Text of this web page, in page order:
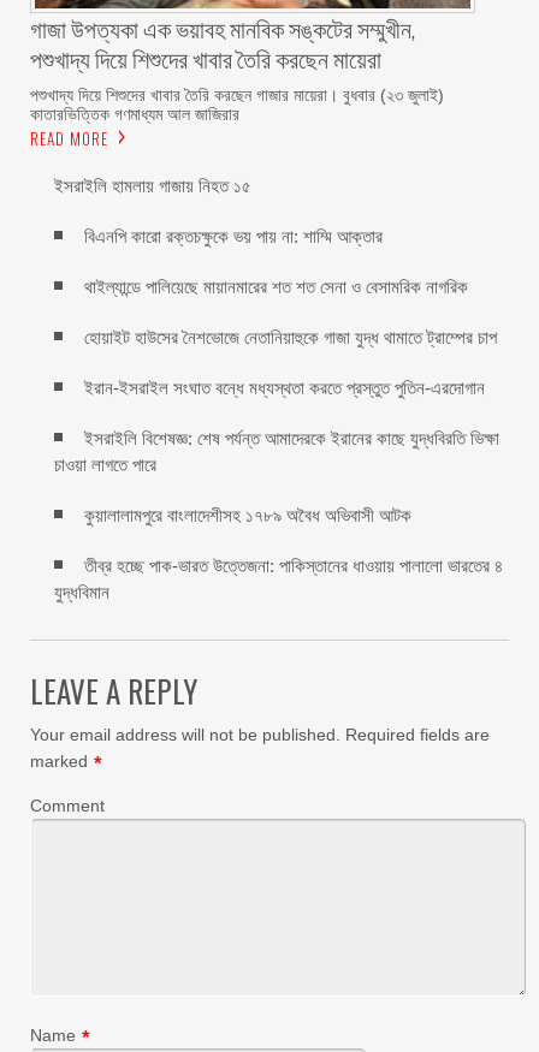
গাজা উপত্যকা এক ভয়াবহ মানবিক সঙ্কটের সম্মুখীন,
পশুখাদ্য দিয়ে শিশুদের খাবার তৈরি করছেন মায়েরা
পশুখাদ্য দিয়ে শিশুদের খাবার তৈরি করছেন গাজার মায়েরা। বুধবার (২৩ জুলাই)
কাতারভিত্তিক গণমাধ্যম আল জাজিরার
READ MORE
ইসরাইলি হামলায় গাজায় নিহত ১৫
বিএনপি কারো রক্তচক্ষুকে ভয় পায় না: শাম্মি আক্তার
থাইল্যান্ডে পালিয়েছে মায়ানমারের শত শত সেনা ও বেসামরিক নাগরিক
হোয়াইট হাউসের নৈশভোজে নেতানিয়াহুকে গাজা যুদ্ধ থামাতে ট্রাম্পের চাপ
ইরান-ইসরাইল সংঘাত বন্ধে মধ্যস্থতা করতে প্রস্তুত পুতিন-এরদোগান
ইসরাইলি বিশেষজ্ঞ: শেষ পর্যন্ত আমাদেরকে ইরানের কাছে যুদ্ধবিরতি ভিক্ষা
চাওয়া লাগতে পারে
কুয়ালালামপুরে বাংলাদেশীসহ ১৭৮৯ অবৈধ অভিবাসী আটক
তীব্র হচ্ছে পাক-ভারত উত্তেজনা: পাকিস্তানের ধাওয়ায় পালালো ভারতের ৪
যুদ্ধবিমান
LEAVE A REPLY
Your email address will not be published. Required fields are
marked *
Comment
Name *